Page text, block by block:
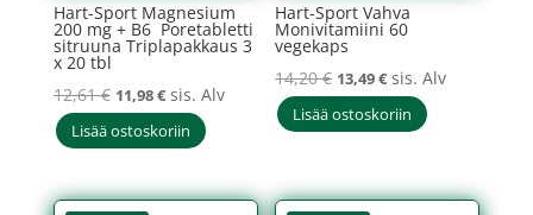
Hart-Sport Magnesium
200 mg + B6 Poretabletti
sitruuna Triplapakkaus 3
x 20 tbl
12,61€ Alkuperäinen
hinta
oli:
12,61 €.
11,98€Nykyinen
hinta
on:
11,98 €.
sis. Alv
Lisää ostoskoriin
Hart-Sport Vahva
Monivitamiini 60
vegekaps
14,20€ Alkuperäinen
hinta
oli:
13,49€Nykyinen
hinta
on:
sis. Alv
Lisää ostoskoriin